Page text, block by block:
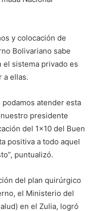
y colocación de
Bolivariano sabe
el sistema privado es
a ellas.
atender esta
presidente
del 1×10 del Buen
positiva a todo aquel
puntualizó.
del plan quirúrgico
el Ministerio del
en el Zulia, logró